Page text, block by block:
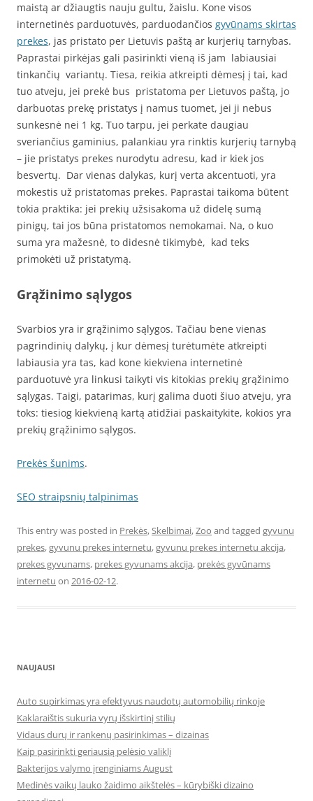
maistą ar džiaugtis nauju gultu, žaislu. Kone visos
internetinės parduotuvės, parduodančios gyvūnams skirtas
prekes, jas pristato per Lietuvis paštą ar kurjerių tarnybas.
Paprastai pirkėjas gali pasirinkti vieną iš jam labiausiai
tinkančių variantų. Tiesa, reikia atkreipti dėmesį į tai, kad
tuo atveju, jei prekė bus pristatoma per Lietuvos paštą, jo
darbuotas prekę pristatys į namus tuomet, jei ji nebus
sunkesnė nei 1 kg. Tuo tarpu, jei perkate daugiau
sveriančius gaminius, palankiau yra rinktis kurjerių tarnybą
– jie pristatys prekes nurodytu adresu, kad ir kiek jos
besvertų. Dar vienas dalykas, kurį verta akcentuoti, yra
mokestis už pristatomas prekes. Paprastai taikoma būtent
tokia praktika: jei prekių užsisakoma už didelę sumą
pinigų, tai jos būna pristatomos nemokamai. Na, o kuo
suma yra mažesnė, to didesnė tikimybė, kad teks
primokėti už pristatymą.
Grąžinimo sąlygos
Svarbios yra ir grąžinimo sąlygos. Tačiau bene vienas
pagrindinių dalykų, į kur dėmesį turėtumėte atkreipti
labiausia yra tas, kad kone kiekviena internetinė
parduotuvė yra linkusi taikyti vis kitokias prekių grąžinimo
sąlygas. Taigi, patarimas, kurį galima duoti šiuo atveju, yra
toks: tiesiog kiekvieną kartą atidžiai paskaitykite, kokios yra
prekių grąžinimo sąlygos.
Prekės šunims.
SEO straipsnių talpinimas
This entry was posted in Prekės,Skelbimai,Zoo and tagged gyvunu
prekes,gyvunu prekes internetu,gyvunu prekes internetu akcija,
prekes gyvunams, prekes gyvunams akcija, prekės gyvūnams
internetu on 2016-02-12.
NAUJAUSI
Auto supirkimas yra efektyvus naudotų automobilių rinkoje
Kaklaraištis sukuria vyrų išskirtinį stilių
Vidaus durų ir rankenų pasirinkimas – dizainas
Kaip pasirinkti geriausią pelėsio valiklį
Bakterijos valymo įrenginiams August
Medinės vaikų lauko žaidimo aikštelės – kūrybiški dizaino